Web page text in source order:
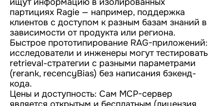
партициях Ragie — например, поддержка
клиентов с доступом к разным базам знаний в
зависимости от продукта или региона.
Быстрое прототипирование RAG-приложений:
исследователи и инженеры могут тестировать
retrieval-стратегии с разными параметрами
(rerank, recencyBias) без написания бэкенд-
кода.
Цены и доступность: Сам MCP-сервер